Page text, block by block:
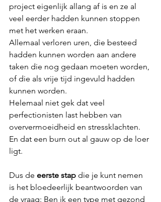
project eigenlijk allang af is en ze al
veel eerder hadden kunnen stoppen
met het werken eraan.
Allemaal verloren uren, die besteed
hadden kunnen worden aan andere
taken die nog gedaan moeten worden,
of die als vrije tijd ingevuld hadden
kunnen worden.
Helemaal niet gek dat veel
perfectionisten last hebben van
oververmoeidheid en stressklachten.
En dat een burn out al gauw op de loer
ligt.
Dus de eerste stap die je kunt nemen
is het bloedeerlijk beantwoorden van
de vraag: Ben ik een type met gezond